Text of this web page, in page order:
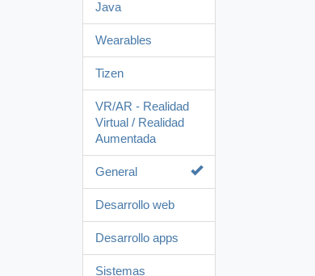
Java
Wearables
Tizen
VR/AR - Realidad
Virtual / Realidad
Aumentada
General
Desarrollo web
Desarrollo apps
Sistemas